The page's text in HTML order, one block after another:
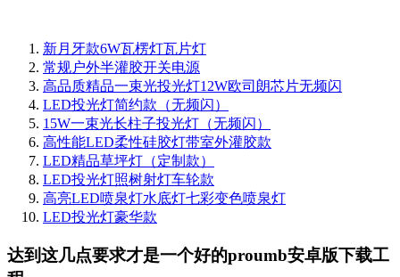
新月牙款6W瓦楞灯瓦片灯
常规户外半灌胶开关电源
高品质精品一束光投光灯12W欧司朗芯片无频闪
LED投光灯简约款（无频闪）
15W一束光长柱子投光灯（无频闪）
高性能LED柔性硅胶灯带室外灌胶款
LED精品草坪灯（定制款）
LED投光灯照树射灯车轮款
高亮LED喷泉灯水底灯七彩变色喷泉灯
LED投光灯豪华款
达到这几点要求才是一个好的proumb安卓版下载工